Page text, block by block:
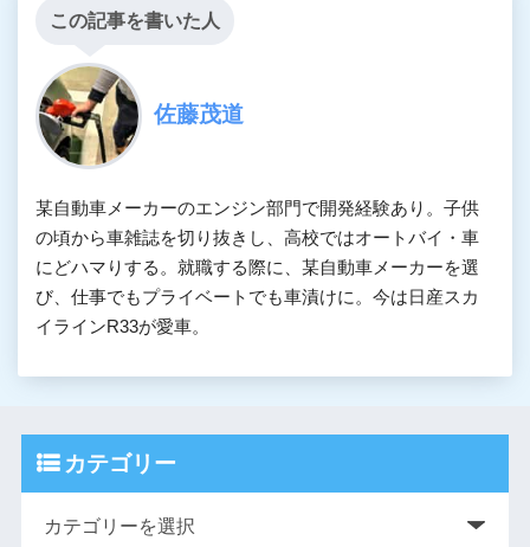
この記事を書いた人
佐藤茂道
某自動車メーカーのエンジン部門で開発経験あり。子供
の頃から車雑誌を切り抜きし、高校ではオートバイ・車
にどハマりする。就職する際に、某自動車メーカーを選
び、仕事でもプライベートでも車漬けに。今は日産スカ
イラインR33が愛車。
カテゴリー